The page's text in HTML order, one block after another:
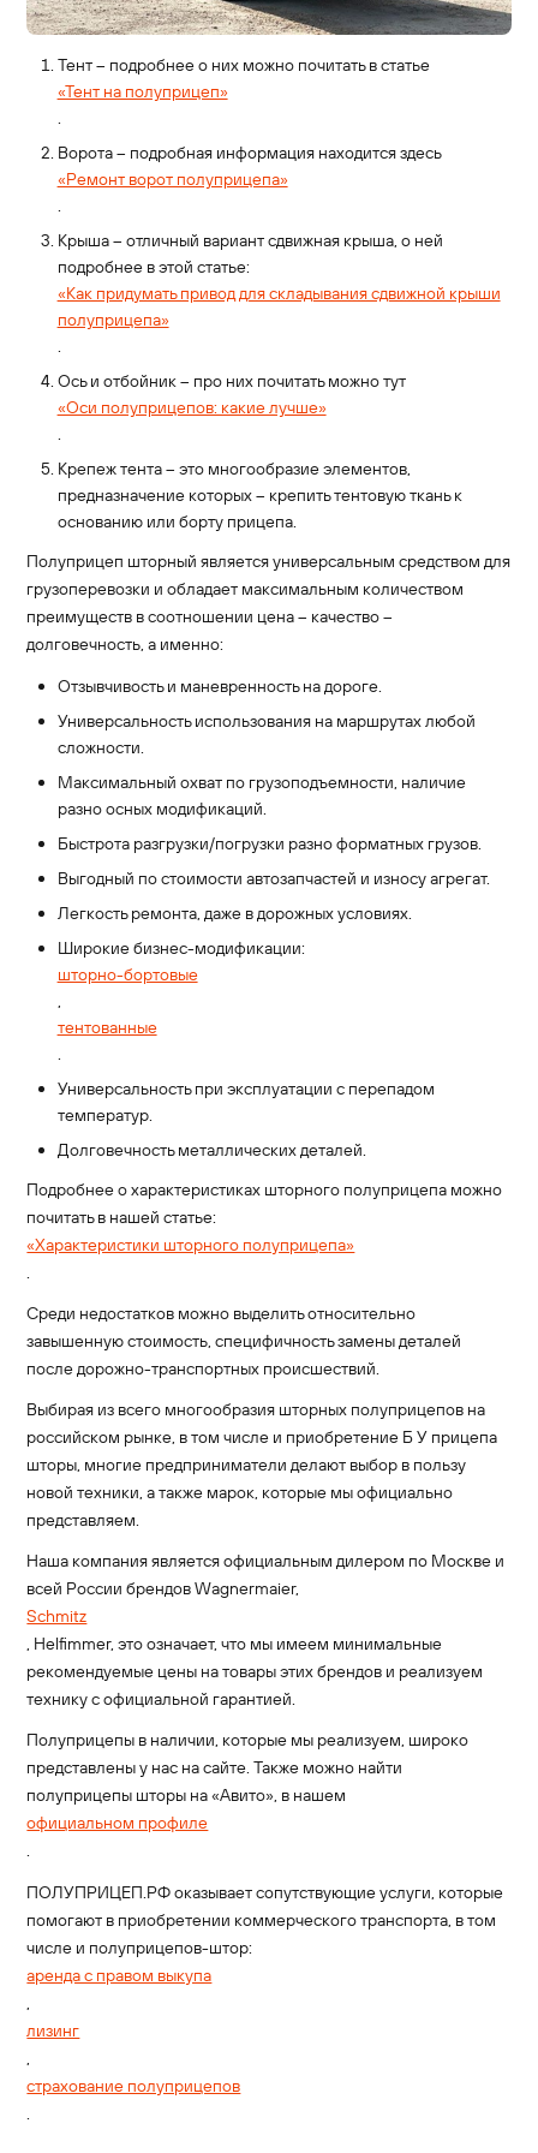
Тент – подробнее о них можно почитать в статье
«Тент на полуприцеп»
.
Ворота – подробная информация находится здесь
«Ремонт ворот полуприцепа»
.
Крыша – отличный вариант сдвижная крыша, о ней
подробнее в этой статье:
«Как придумать привод для складывания сдвижной крыши
полуприцепа»
.
Ось и отбойник – про них почитать можно тут
«Оси полуприцепов: какие лучше»
.
Крепеж тента – это многообразие элементов,
предназначение которых – крепить тентовую ткань к
основанию или борту прицепа.
Полуприцеп шторный является универсальным средством для
грузоперевозки и обладает максимальным количеством
преимуществ в соотношении цена – качество –
долговечность, а именно:
Отзывчивость и маневренность на дороге.
Универсальность использования на маршрутах любой
сложности.
Максимальный охват по грузоподъемности, наличие
разно осных модификаций.
Быстрота разгрузки/погрузки разно форматных грузов.
Выгодный по стоимости автозапчастей и износу агрегат.
Легкость ремонта, даже в дорожных условиях.
Широкие бизнес-модификации:
шторно-бортовые
тентованные
Универсальность при эксплуатации с перепадом
температур.
Долговечность металлических деталей.
Подробнее о характеристиках шторного полуприцепа можно
почитать в нашей статье:
«Характеристики шторного полуприцепа»
.
Среди недостатков можно выделить относительно
завышенную стоимость, специфичность замены деталей
после дорожно-транспортных происшествий.
Выбирая из всего многообразия шторных полуприцепов на
российском рынке, в том числе и приобретение Б У прицепа
шторы, многие предприниматели делают выбор в пользу
новой техники, а также марок, которые мы официально
представляем.
Наша компания является официальным дилером по Москве и
всей России брендов Wagnermaier,
Schmitz
, Helfimmer, это означает, что мы имеем минимальные
рекомендуемые цены на товары этих брендов и реализуем
технику с официальной гарантией.
Полуприцепы в наличии, которые мы реализуем, широко
представлены у нас на сайте. Также можно найти
полуприцепы шторы на «Авито», в нашем
официальном профиле
.
ПОЛУПРИЦЕП.РФ оказывает сопутствующие услуги, которые
помогают в приобретении коммерческого транспорта, в том
числе и полуприцепов-штор:
аренда с правом выкупа
,
лизинг
,
страхование полуприцепов
.